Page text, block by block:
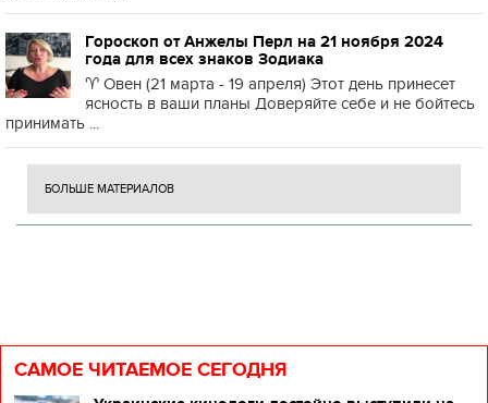
Гороскоп от Анжелы Перл на 21 ноября 2024
года для всех знаков Зодиака
♈️ Овен (21 марта - 19 апреля) Этот день принесет
ясность в ваши планы Доверяйте себе и не бойтесь
принимать ...
БОЛЬШЕ МАТЕРИАЛОВ
САМОЕ ЧИТАЕМОЕ СЕГОДНЯ